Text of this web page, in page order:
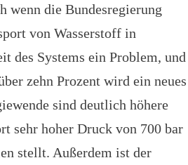
wenn die Bundesregierung
von Wasserstoff in
des Systems ein Problem, und
zehn Prozent wird ein neues
sind deutlich höhere
sehr hoher Druck von 700 bar
stellt. Außerdem ist der